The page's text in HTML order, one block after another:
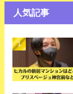
人気記事